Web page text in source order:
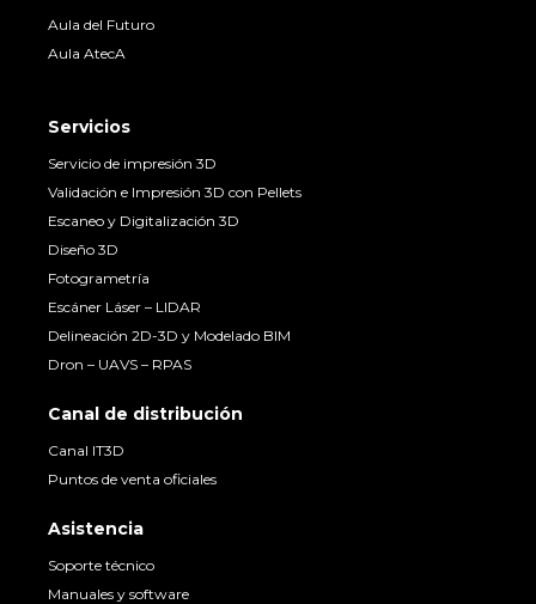
Aula del Futuro
Aula AtecA
Servicios
Servicio de impresión 3D
Validación e Impresión 3D con Pellets
Escaneo y Digitalización 3D
Diseño 3D
Fotogrametría
Escáner Láser – LIDAR
Delineación 2D-3D y Modelado BIM
Dron – UAVS – RPAS
Canal de distribución
Canal IT3D
Puntos de venta oficiales
Asistencia
Soporte técnico
Manuales y software